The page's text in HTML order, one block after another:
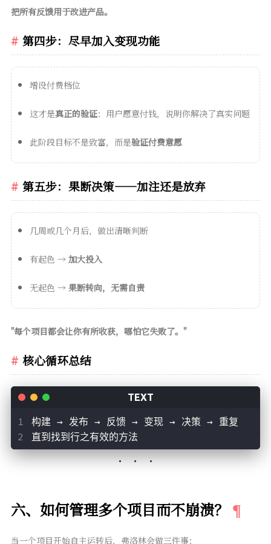
把所有反馈用于改进产品。
第四步：尽早加入变现功能
增设付费档位
这才是真正的验证：用户愿意付钱，说明你解决了真实问题
此阶段目标不是致富，而是验证付费意愿
第五步：果断决策——加注还是放弃
几周或几个月后，做出清晰判断
有起色 → 加大投入
无起色 → 果断转向，无需自责
"每个项目都会让你有所收获，哪怕它失败了。"
核心循环总结
构建 → 发布 → 反馈 → 变现 → 决策 → 重复
直到找到行之有效的方法
六、如何管理多个项目而不崩溃？
当一个项目开始自主运转后，弗洛林会做三件事：